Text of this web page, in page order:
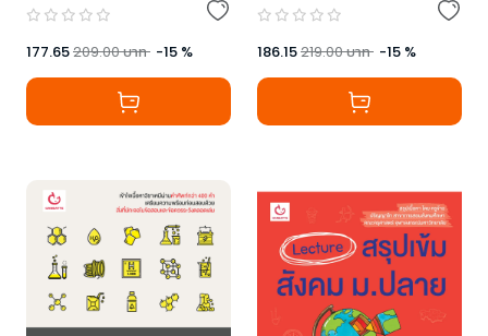
177.65209.00บาท -15 % 186.15219.00บาท -15 %